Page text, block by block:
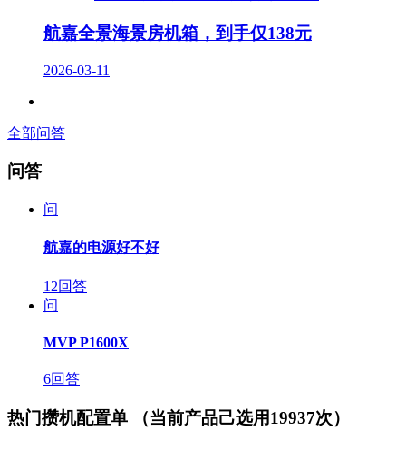
航嘉全景海景房机箱，到手仅138元
2026-03-11
全部问答
问答
问
航嘉的电源好不好
12回答
问
MVP P1600X
6回答
热门攒机配置单 （当前产品己选用19937次）